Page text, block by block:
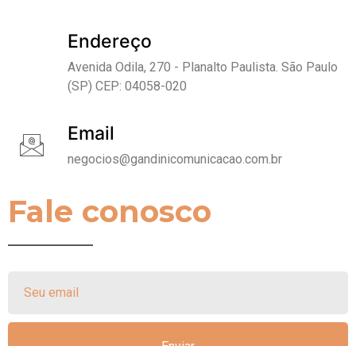
Endereço
Avenida Odila, 270 - Planalto Paulista. São Paulo
(SP) CEP: 04058-020
Email
negocios@gandinicomunicacao.com.br
Fale conosco